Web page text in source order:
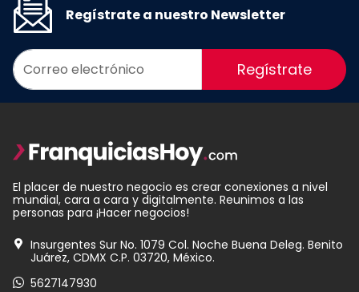
Regístrate a nuestro Newsletter
Regístrate
El placer de nuestro negocio es crear conexiones a nivel
mundial, cara a cara y digitalmente. Reunimos a las
personas para ¡Hacer negocios!
Insurgentes Sur No. 1079 Col. Noche Buena Deleg. Benito
Juárez, CDMX C.P. 03720, México.
5627147930